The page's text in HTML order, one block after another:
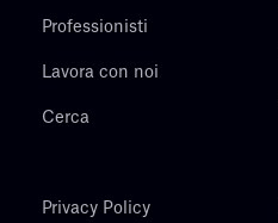
Professionisti
Lavora con noi
Cerca
Privacy Policy